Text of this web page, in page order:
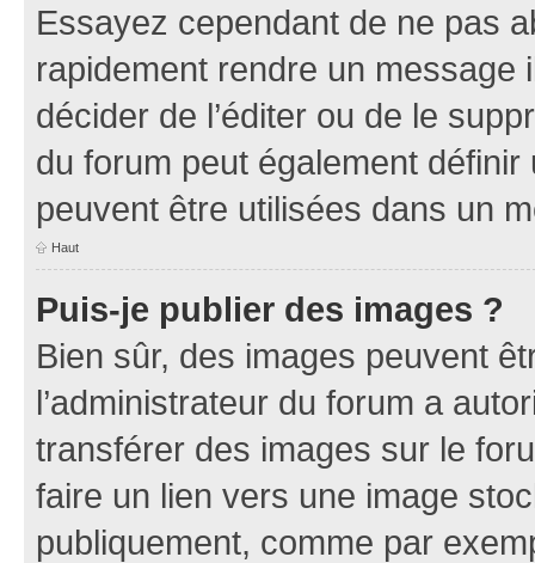
Essayez cependant de ne pas
rapidement rendre un message
décider de l’éditer ou de le
du forum peut également définir
peuvent être utilisées dans un
Haut
Puis-je publier des images ?
Bien sûr, des images peuvent
l’administrateur du forum a
transférer des images sur le
faire un lien vers une image
publiquement, comme par